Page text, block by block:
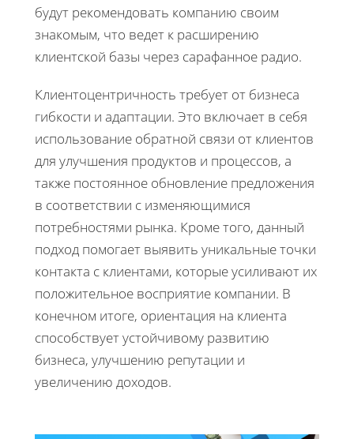
будут рекомендовать компанию своим
знакомым, что ведет к расширению
клиентской базы через сарафанное радио.
Клиентоцентричность требует от бизнеса
гибкости и адаптации. Это включает в себя
использование обратной связи от клиентов
для улучшения продуктов и процессов, а
также постоянное обновление предложения
в соответствии с изменяющимися
потребностями рынка. Кроме того, данный
подход помогает выявить уникальные точки
контакта с клиентами, которые усиливают их
положительное восприятие компании. В
конечном итоге, ориентация на клиента
способствует устойчивому развитию
бизнеса, улучшению репутации и
увеличению доходов.